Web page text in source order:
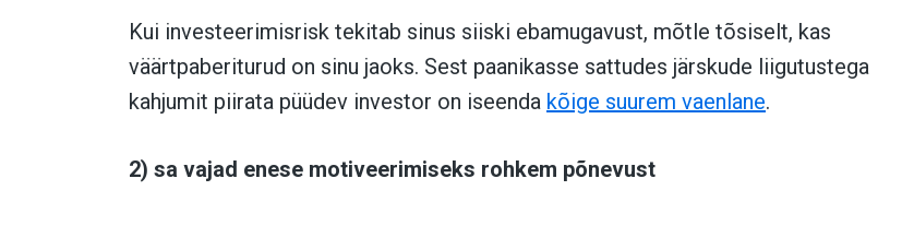
Kui investeerimisrisk tekitab sinus siiski ebamugavust, mõtle tõsiselt, kas
väärtpaberiturud on sinu jaoks. Sest paanikasse sattudes järskude liigutustega
kahjumit piirata püüdev investor on iseenda kõige suurem vaenlane.
2) sa vajad enese motiveerimiseks rohkem põnevust